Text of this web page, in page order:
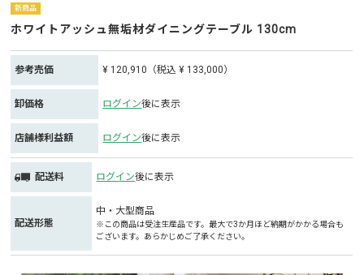
新商品
ホワイトアッシュ無垢材ダイニングテーブル 130cm
参考売価 ¥ 120,910（税込 ¥ 133,000）
卸価格 ログイン後に表示
店舗様利益額 ログイン後に表示
配送料 ログイン後に表示
配送形態
中・大型商品
※この商品は受注生産品です。最大で3か月ほど納期がかかる場合も
ございます。あらかじめご了承ください。